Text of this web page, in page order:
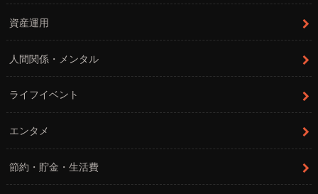
資産運用
人間関係・メンタル
ライフイベント
エンタメ
節約・貯金・生活費